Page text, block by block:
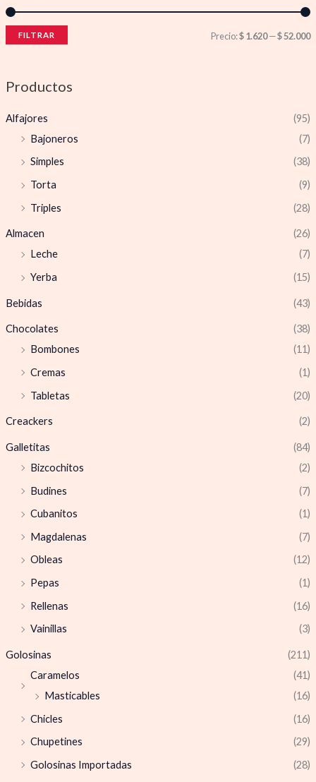
FILTRAR Precio:$ 1.620—$ 52.000
Productos
Alfajores
(95)
Bajoneros
(7)
Simples
(38)
Torta
(9)
Triples
(28)
Almacen
(26)
Leche
(7)
Yerba
(15)
Bebidas (43)
Chocolates
(38)
Bombones
(11)
Cremas
(1)
Tabletas
(20)
Creackers (2)
Galletitas
(84)
Bizcochitos
(2)
Budines
(7)
Cubanitos
(1)
Magdalenas
(7)
Obleas
(12)
Pepas
(1)
Rellenas
(16)
Vainillas
(3)
Golosinas
(211)
Caramelos
(41)
Masticables
(16)
Chicles
(16)
Chupetines
(29)
Golosinas Importadas
(28)